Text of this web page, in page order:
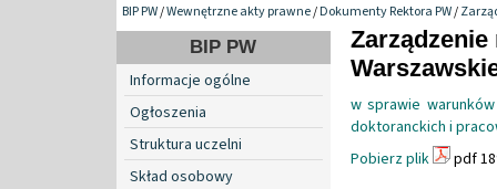
BIP PW/Wewnętrzne akty prawne/Dokumenty Rektora PW/
BIP PW
Informacje ogólne
Ogłoszenia
Struktura uczelni
Skład osobowy
w sprawie
doktoranckich i
Pobierz plik
pdf